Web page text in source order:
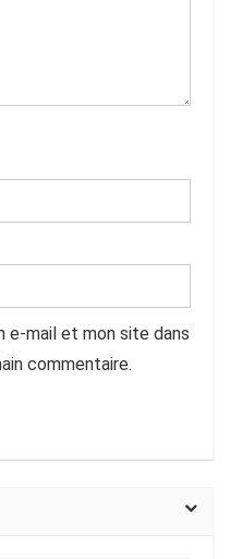
e-mail et mon site dans
commentaire.